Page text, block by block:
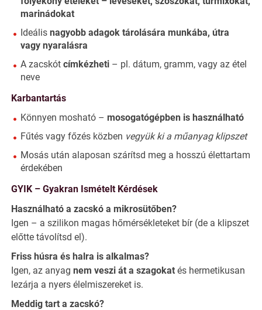
marinádokat
Ideális nagyobb adagok tárolására munkába, útra
vagy nyaralásra
A zacskót címkézheti – pl. dátum, gramm, vagy az étel
neve
Karbantartás
Könnyen mosható – mosogatógépben is használható
Fűtés vagy főzés közben vegyük ki a műanyag klipszet
Mosás után alaposan szárítsd meg a hosszú élettartam
érdekében
GYIK – Gyakran Ismételt Kérdések
Használható a zacskó a mikrosütőben?
Igen – a szilikon magas hőmérsékleteket bír (de a klipszet
előtte távolítsd el).
Friss húsra és halra is alkalmas?
Igen, az anyag nem veszi át a szagokat és hermetikusan
lezárja a nyers élelmiszereket is.
Meddig tart a zacskó?